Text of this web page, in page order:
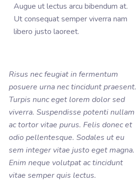
Augue ut lectus arcu bibendum at.
Ut consequat semper viverra nam
libero justo laoreet.
Risus nec feugiat in fermentum
posuere urna nec tincidunt praesent.
Turpis nunc eget lorem dolor sed
viverra. Suspendisse potenti nullam
ac tortor vitae purus. Felis donec et
odio pellentesque. Sodales ut eu
sem integer vitae justo eget magna.
Enim neque volutpat ac tincidunt
vitae semper quis lectus.